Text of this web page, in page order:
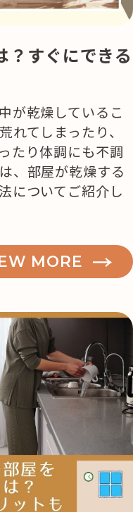
？すぐにできる
が乾燥しているこ
れてしまったり、
たり体調にも不調
、部屋が乾燥する
についてご紹介し
MORE